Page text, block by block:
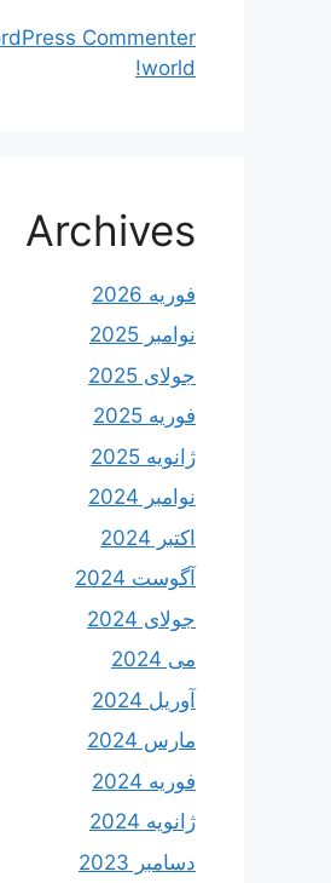
Commenter
world!
Archives
فوریه 2026
نوامبر 2025
جولای 2025
فوریه 2025
ژانویه 2025
نوامبر 2024
اکتبر 2024
آگوست 2024
جولای 2024
می 2024
آوریل 2024
مارس 2024
فوریه 2024
ژانویه 2024
دسامبر 2023